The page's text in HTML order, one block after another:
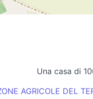
Una casa di
AGRICOLE DEL